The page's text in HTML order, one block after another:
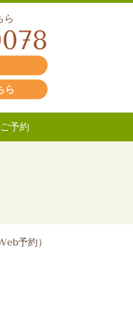
ら
ら
ご予約
予約）